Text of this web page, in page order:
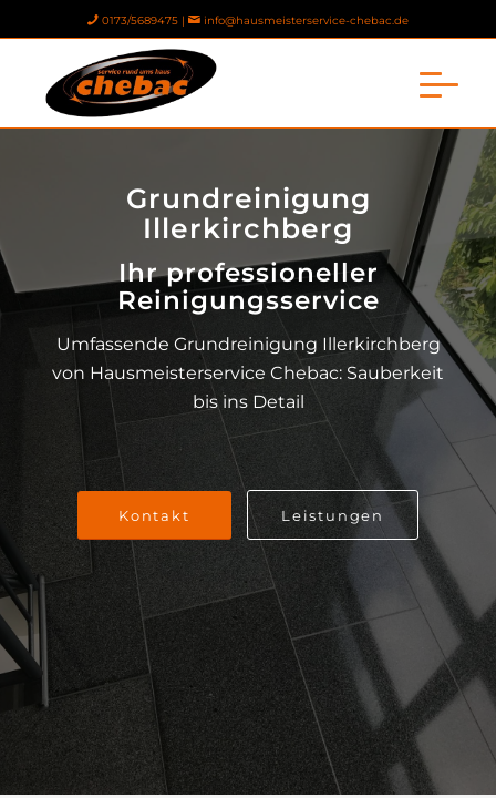
0173/5689475 | info@hausmeisterservice-chebac.de
Grundreinigung
Illerkirchberg
Ihr professioneller
Reinigungsservice
Umfassende Grundreinigung Illerkirchberg
von Hausmeisterservice Chebac: Sauberkeit
bis ins Detail
Kontakt Leistungen